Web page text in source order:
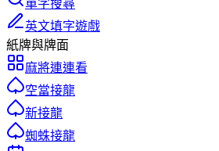
單字搜尋
英文填字遊戲
紙牌與牌面
麻將連連看
空當接龍
新接龍
蜘蛛接龍